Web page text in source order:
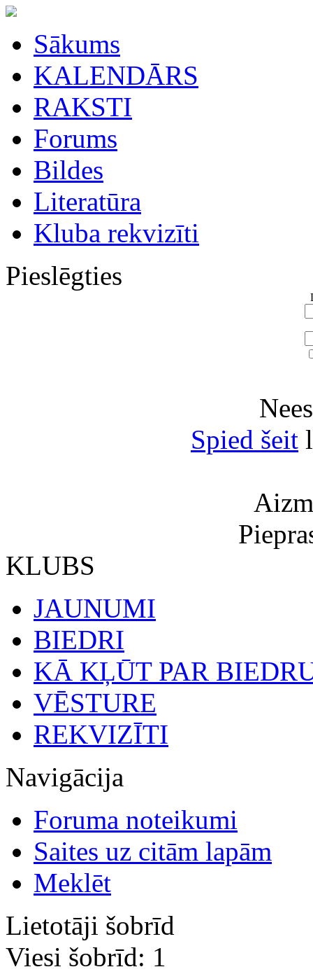
Sākums
KALENDĀRS
RAKSTI
Forums
Bildes
Literatūra
Kluba rekvizīti
Pieslēgties
Spied šeit
KLUBS
JAUNUMI
BIEDRI
KĀ KĻŪT PAR
VĒSTURE
REKVIZĪTI
Navigācija
Foruma noteikumi
Saites uz citām lapām
Meklēt
Lietotāji šobrīd
Viesi šobrīd: 1